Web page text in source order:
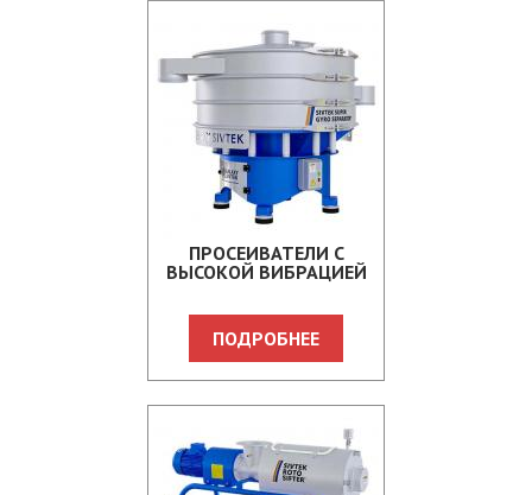
ПРОСЕИВАТЕЛИ С
ВЫСОКОЙ ВИБРАЦИЕЙ
ПОДРОБНЕЕ